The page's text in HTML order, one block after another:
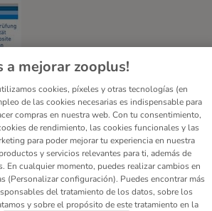
Corporate Website
Aviso Legal
generales
DSA
Contacto
de entrega
Formas de pago
Protección de datos
a mejorar zooplus!
cookies, píxeles y otras tecnologías (en
de las cookies necesarias es indispensable para
compras en nuestra web. Con tu consentimiento,
de rendimiento, las cookies funcionales y las
para poder mejorar tu experiencia en nuestra
y servicios relevantes para ti, además de
En cualquier momento, puedes realizar cambios en
(Personalizar configuración). Puedes encontrar más
del tratamiento de los datos, sobre los
y sobre el propósito de este tratamiento en la